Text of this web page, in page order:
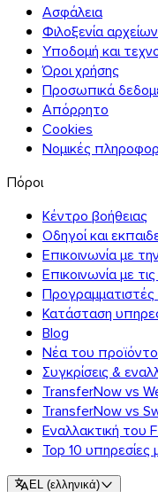
Ασφάλεια
Φιλοξενία αρχείων
Υποδομή και
Όροι χρήσης
Προσωπικά
Απόρρητο
Cookies
Νομικές
Πόροι
Κέντρο βοήθειας
Οδηγοί και
Επικοινωνία με
Επικοινωνία με
Προγραμματιστές
Κατάσταση
Blog
Νέα του
Συγκρίσεις &
TransferNow vs
TransferNow vs
Εναλλακτική του
Top 10
EL (ελληνικά)